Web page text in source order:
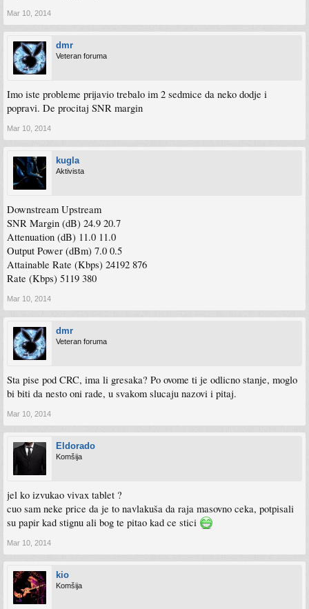
Mar 10, 2014
dmr
Veteran foruma
Imo iste probleme prijavio trebalo im 2 sedmice da neko dodje i
popravi. De procitaj SNR margin
Mar 10, 2014
kugla
Aktivista
Downstream Upstream
SNR Margin (dB) 24.9 20.7
Attenuation (dB) 11.0 11.0
Output Power (dBm) 7.0 0.5
Attainable Rate (Kbps) 24192 876
Rate (Kbps) 5119 380
Mar 10, 2014
dmr
Veteran foruma
Sta pise pod CRC, ima li gresaka? Po ovome ti je odlicno stanje, moglo
bi biti da nesto oni rade, u svakom slucaju nazovi i pitaj.
Mar 10, 2014
Eldorado
Komšija
jel ko izvukao vivax tablet ?
cuo sam neke price da je to navlakuša da raja masovno ceka, potpisali
su papir kad stignu ali bog te pitao kad ce stici
Mar 10, 2014
kio
Komšija